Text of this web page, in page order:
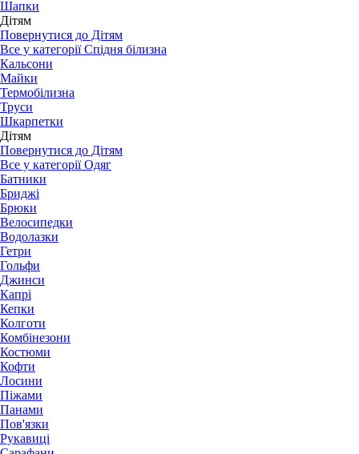
Шапки
Дітям
Повернутися до Дітям
Все у категорії Спідня білизна
Кальсони
Майки
Термобілизна
Труси
Шкарпетки
Дітям
Повернутися до Дітям
Все у категорії Одяг
Батники
Бриджі
Брюки
Велосипедки
Водолазки
Гетри
Гольфи
Джинси
Капрі
Кепки
Колготи
Комбінезони
Костюми
Кофти
Лосини
Піжами
Панами
Пов'язки
Рукавиці